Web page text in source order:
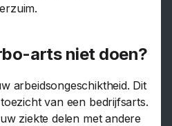
arts niet doen?
arbeidsongeschiktheid. Dit
van een bedrijfsarts.
ziekte delen met andere